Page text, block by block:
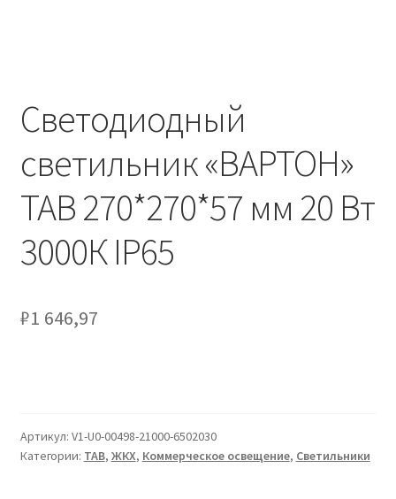
Мой аккаунт
Обозначения стандартных установочных мест
кронштейнов «Opora Engineering»
Отправить заявку
Оформление заказа
Политика конфиденциальности
Светодиодный
светильник «ВАРТОН»
TAB 270*270*57 мм 20 Вт
3000К IP65
₽1 646,97
Артикул: V1-U0-00498-21000-6502030
Категории: TAB, ЖКХ, Коммерческое освещение, Светильники